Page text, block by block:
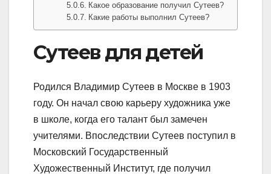
Какое образование получил Сутеев?
Какие работы выполнил Сутеев?
Сутеев для детей
Родился Владимир Сутеев в Москве в 1903
году. Он начал свою карьеру художника уже
в школе, когда его талант был замечен
учителями. Впоследствии Сутеев поступил в
Московский Государственный
Художественный Институт, где получил